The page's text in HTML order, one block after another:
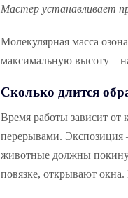
Мастер устанавливает
Молекулярная масса
максимальную высоту –
Сколько длится
Время работы зависит от
перерывами. Экспозиция
животные должны
повязке, открывают окна.